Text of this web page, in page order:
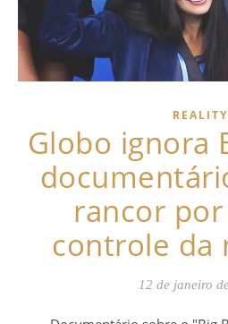
REALITY
Globo ignora
rancor
controle da
12 de janeiro